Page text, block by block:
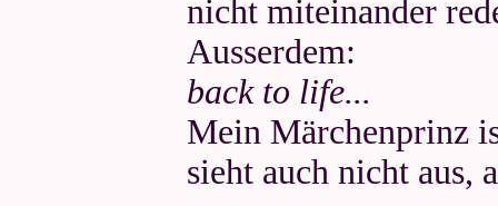
nicht miteinander
Ausserdem:
back to life...
Mein Märchenprinz
sieht auch nicht aus,